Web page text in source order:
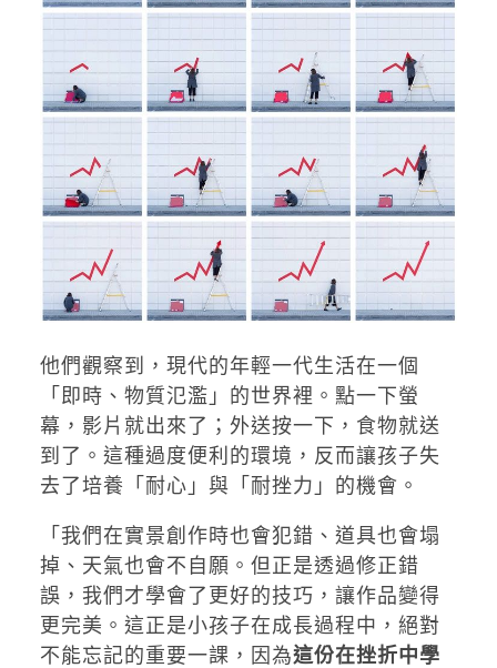
他們觀察到，現代的年輕一代生活在一個
「即時、物質氾濫」的世界裡。點一下螢
幕，影片就出來了；外送按一下，食物就送
到了。這種過度便利的環境，反而讓孩子失
去了培養「耐心」與「耐挫力」的機會。
「我們在實景創作時也會犯錯、道具也會塌
掉、天氣也會不自願。但正是透過修正錯
誤，我們才學會了更好的技巧，讓作品變得
更完美。這正是小孩子在成長過程中，絕對
不能忘記的重要一課，因為這份在挫折中學